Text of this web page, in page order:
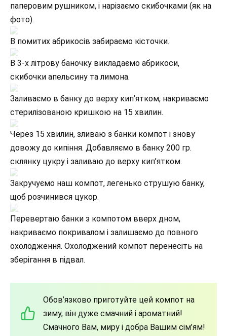
паперовим рушником, і нарізаємо скибочками (як на
фото).
В помитих абрикосів забираємо кісточки.
В 3-х літрову баночку викладаємо абрикоси,
скибочки апельсину та лимона.
Заливаємо в банку до верху кип’ятком, накриваємо
стерилізованою кришкою на 15 хвилин.
Через 15 хвилин, зливаю з банки компот і знову
довожу до кипіння. Добавляємо в банку 200 гр.
склянку цукру і заливаю до верху кип’ятком.
Закручуємо наш компот, легенько струшую банку,
щоб розчинився цукор.
Перевертаю банки з компотом вверх дном,
накриваємо покривалом і залишаємо до повного
охолодження. Охолоджений компот перенесіть на
зберігання в підвал.
Обов’язково приготуйте цей компот на
зиму, він дуже смачний і ароматний!
Смачного Вам, миру і добра Вашим сім’ям!